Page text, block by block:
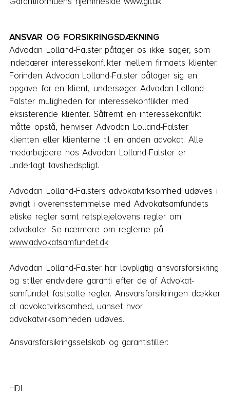
ANSVAR OG FORSIKRINGSDÆKNING
Advodan Lolland-Falster påtager os ikke sager, som
indebærer interessekonflikter mellem firmaets klienter.
Forin­den Advodan Lolland-Falster påtager sig en
opgave for en klient, undersøger Advodan Lolland-
Falster muligheden for interessekonflikter med
eksisterende klienter. Såfremt en interessekonflikt
måtte opstå, henviser Advodan Lolland-Falster
klienten eller klienterne til en anden ad­vokat. Alle
medarbejdere hos Advodan Lolland-Falster er
underlagt tavshedspligt.
Advodan Lolland-Falsters advokatvirksomhed udøves i
øvrigt i overensstemmelse med Advokatsamfundets
eti­ske regler samt retsplejelovens regler om
advokater. Se nærmere om reglerne på
www.advokatsamfundet.dk
Advodan Lolland-Falster har lovpligtig ansvarsforsikring
og stiller endvidere garanti efter de af Advokat­
samfundet fastsatte regler. Ansvarsforsikringen dækker
al advokatvirksomhed, uanset hvor
advokatvirksomheden udøves.
Ansvarsforsikringsselskab og garantistiller:
HDI